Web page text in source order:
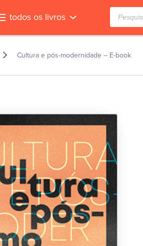
todos os livros
Pesquisar
produtos
Cultura e pós-modernidade – E-book